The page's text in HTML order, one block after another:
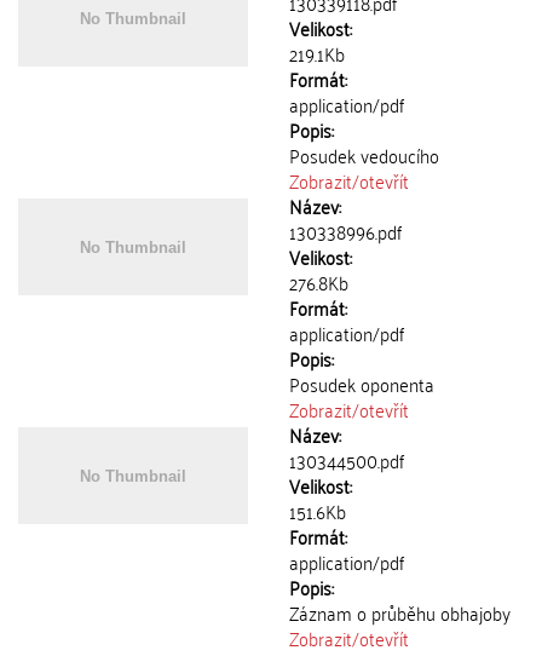
Velikost:
219.1Kb
Formát:
application/pdf
Popis:
Posudek vedoucího
Zobrazit/otevřít
Název:
130338996.pdf
Velikost:
276.8Kb
Formát:
application/pdf
Popis:
Posudek oponenta
Zobrazit/otevřít
Název:
130344500.pdf
Velikost:
151.6Kb
Formát:
application/pdf
Popis:
Záznam o průběhu obhajoby
Zobrazit/otevřít